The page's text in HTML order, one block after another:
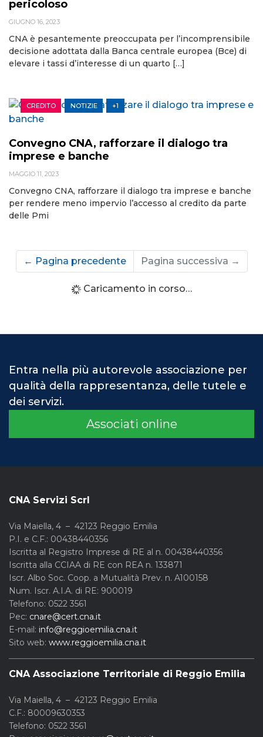
pericoloso
GIUGNO 16, 2023
CNA è pesantemente preoccupata per l’incomprensibile
decisione adottata dalla Banca centrale europea (Bce) di
elevare i tassi d’interesse di un quarto […]
CREDITO NOTIZIE +1
Convegno CNA, rafforzare il dialogo tra
imprese e banche
MAGGIO 11, 2023
Convegno CNA, rafforzare il dialogo tra imprese e banche
per rendere meno impervio l’accesso al credito da parte
delle Pmi
← Pagina precedente Pagina successiva →
Caricamento in corso…
Entra nella più autorevole associazione per
qualità della rappresentanza, delle tutele e
dei servizi.
Associati online
CNA Servizi Scrl
Via Maiella, 4 – 42123 Reggio Emilia
P.I. e C.F.: 00438440356
Iscritta al Registro Imprese di RE al n. 00438440356
Iscritta alla CCIAA di RE con REA n. 133871
Iscr. Albo Soc. Coop. a Mutualità Prev. n. A100158
Num. Iscr. A.I.A. di RE: 900019
Telefono: 0522 3561
Pec: cnare@cert.cna.it
E-mail: info@reggioemilia.cna.it
Sito web: www.reggioemilia.cna.it
CNA Associazione Territoriale di Reggio Emilia
Via Maiella, 4 – 42123 Reggio Emilia
C.F.: 80009630353
Telefono: 0522 3561